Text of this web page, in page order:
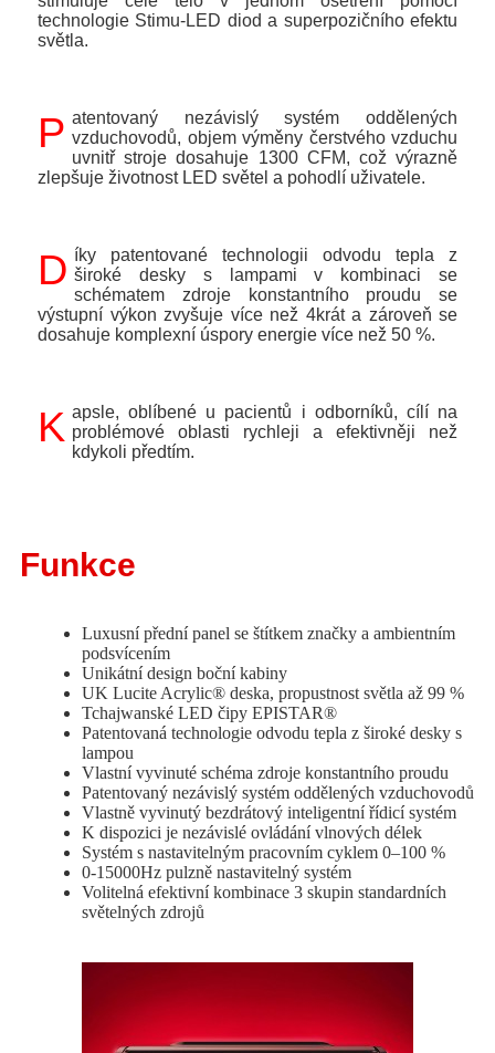
technologie Stimu-LED diod a superpozičního efektu
světla.
Patentovaný nezávislý systém oddělených vzduchovodů, objem výměny čerstvého vzduchu
uvnitř stroje dosahuje 1300 CFM, což výrazně
zlepšuje životnost LED světel a pohodlí uživatele.
Díky patentované technologii odvodu tepla z široké desky s lampami v kombinaci se
schématem zdroje konstantního proudu se
výstupní výkon zvyšuje více než 4krát a zároveň se
dosahuje komplexní úspory energie více než 50 %.
Kapsle, oblíbené u pacientů i odborníků, cílí na problémové oblasti rychleji a efektivněji než
kdykoli předtím.
Funkce
Luxusní přední panel se štítkem značky a ambientním
podsvícením
Unikátní design boční kabiny
UK Lucite Acrylic® deska, propustnost světla až 99 %
Tchajwanské LED čipy EPISTAR®
Patentovaná technologie odvodu tepla z široké desky s
lampou
Vlastní vyvinuté schéma zdroje konstantního proudu
Patentovaný nezávislý systém oddělených vzduchovodů
Vlastně vyvinutý bezdrátový inteligentní řídicí systém
K dispozici je nezávislé ovládání vlnových délek
Systém s nastavitelným pracovním cyklem 0–100 %
0-15000Hz pulzně nastavitelný systém
Volitelná efektivní kombinace 3 skupin standardních
světelných zdrojů